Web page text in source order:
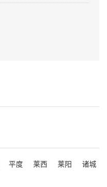
平度 莱西 莱阳 诸城